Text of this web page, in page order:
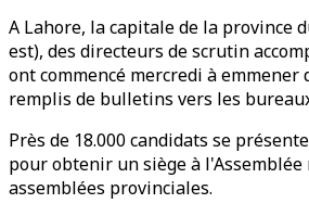
A Lahore, la capitale de la province
est), des directeurs de scrutin
ont commencé mercredi à emmener
remplis de bulletins vers les
Près de 18.000 candidats se
pour obtenir un siège à
assemblées provinciales.